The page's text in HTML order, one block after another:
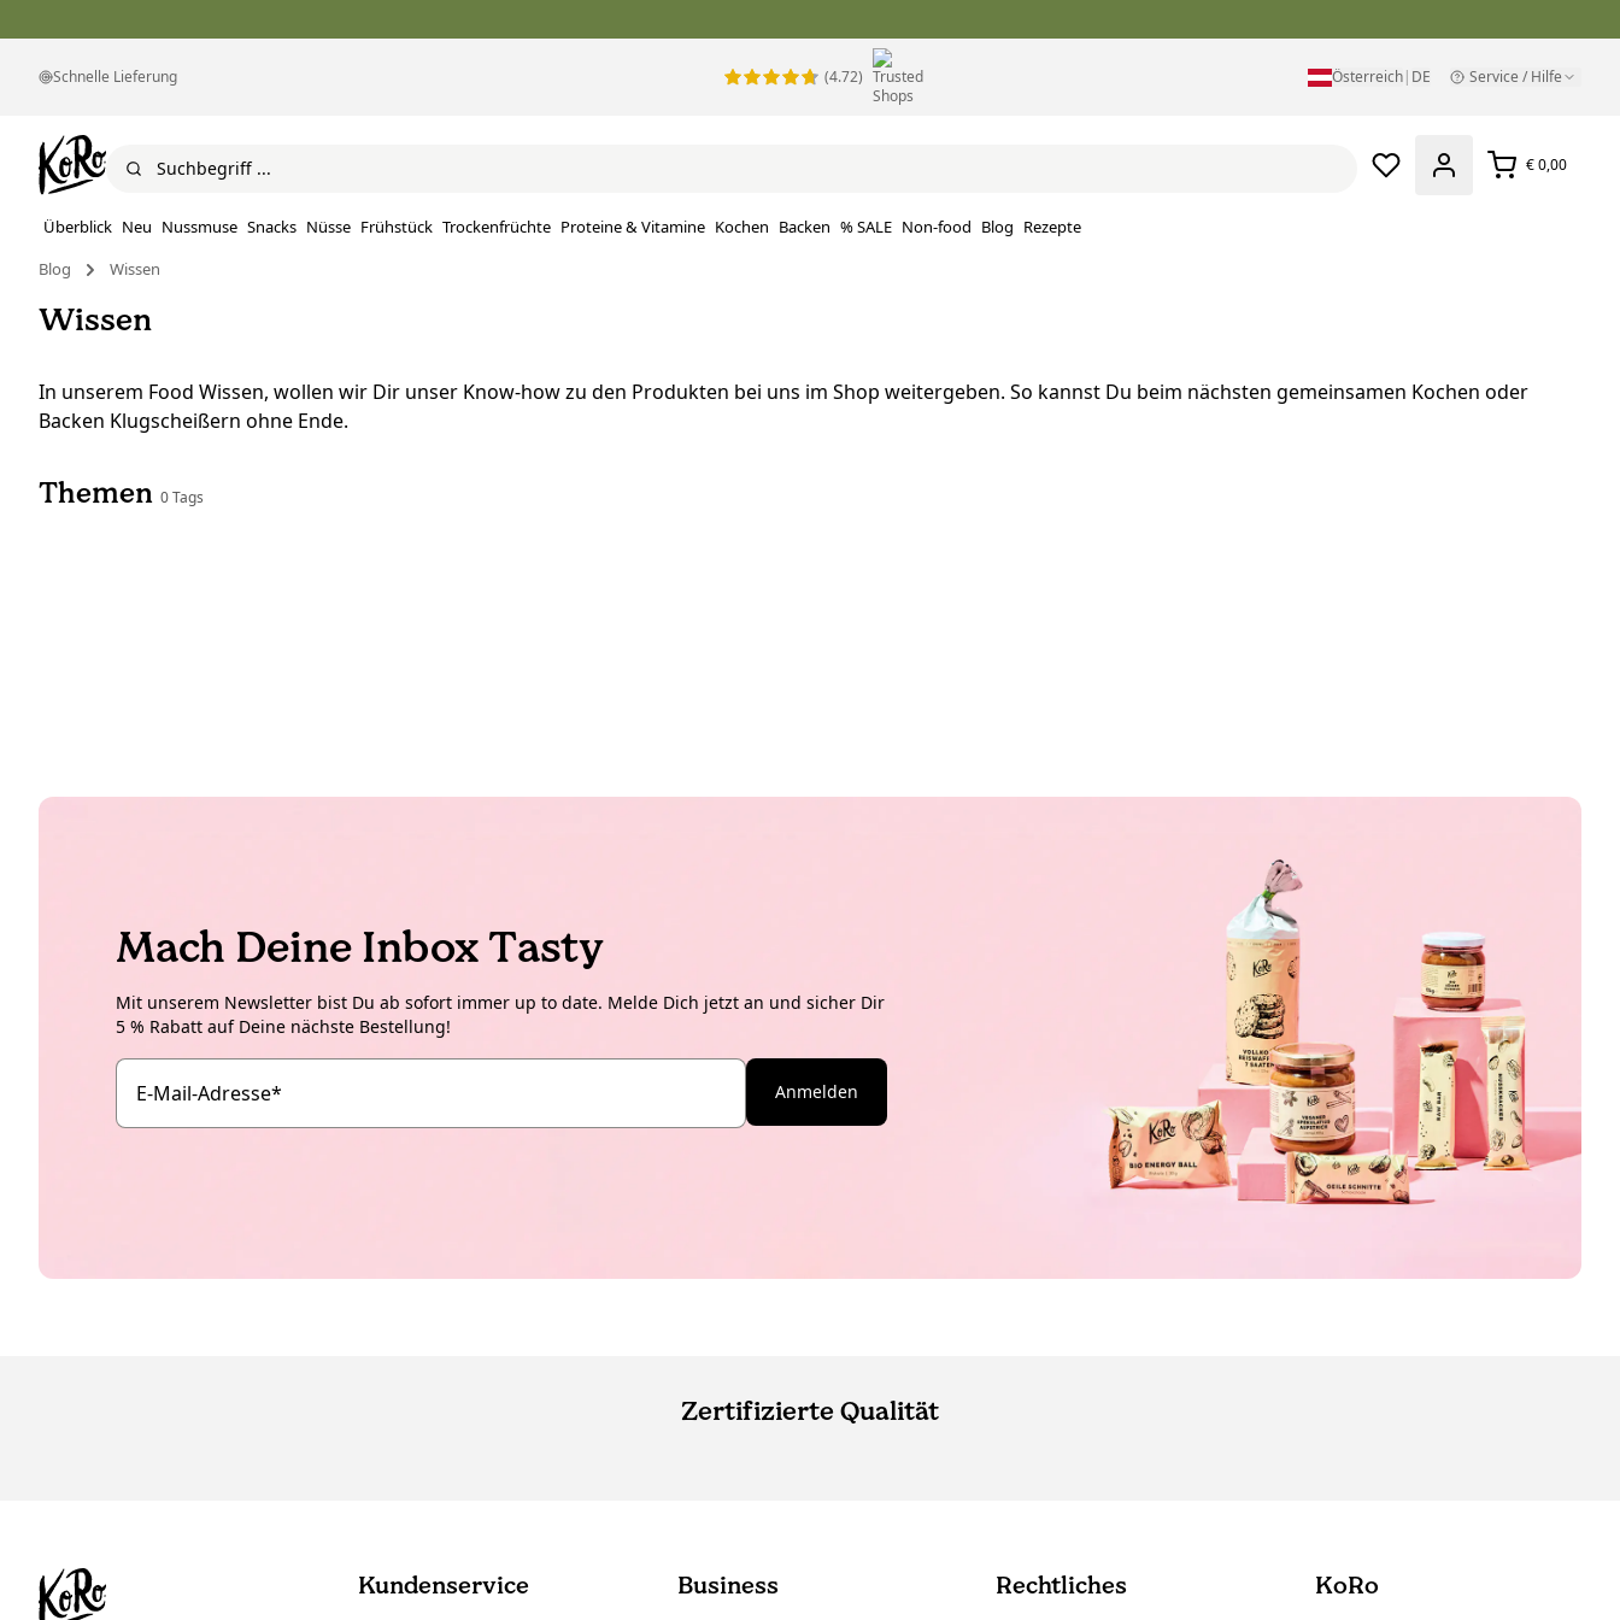
Schnelle Lieferung (4.72) Österreich| DE Service / Hilfe
€ 0,00
Überblick Neu Nussmuse Snacks Nüsse Frühstück Trockenfrüchte Proteine ​​& Vitamine Kochen Backen % SALE Non-food Blog Rezepte
Blog
Wissen
Wissen
In unserem Food Wissen, wollen wir Dir unser Know-how zu den Produkten bei uns im Shop weitergeben. So kannst Du beim nächsten gemeinsamen Kochen oder
Backen Klugscheißern ohne Ende.
Themen 0 Tags
Mach Deine Inbox Tasty
Mit unserem Newsletter bist Du ab sofort immer up to date. Melde Dich jetzt an und sicher Dir
5 % Rabatt auf Deine nächste Bestellung!
E-Mail-Adresse* Anmelden
Zertifizierte Qualität
Kundenservice Business Rechtliches KoRo